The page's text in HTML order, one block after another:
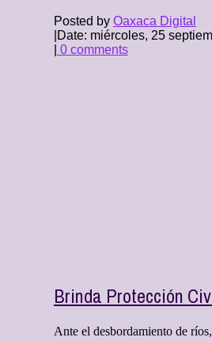
Posted by Oaxaca Digital
Date: miércoles, 25
0 comments
Brinda Protección
Ante el desbordamiento de